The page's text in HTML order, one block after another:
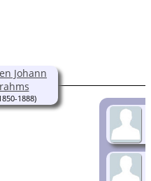
Johann
1888)